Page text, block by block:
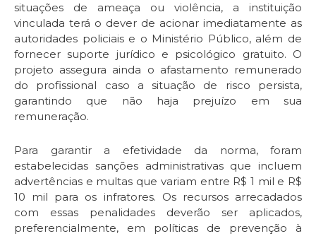
situações de ameaça ou violência, a instituição
vinculada terá o dever de acionar imediatamente as
autoridades policiais e o Ministério Público, além de
fornecer suporte jurídico e psicológico gratuito. O
projeto assegura ainda o afastamento remunerado
do profissional caso a situação de risco persista,
garantindo que não haja prejuízo em sua
remuneração.
Para garantir a efetividade da norma, foram
estabelecidas sanções administrativas que incluem
advertências e multas que variam entre R$ 1 mil e R$
10 mil para os infratores. Os recursos arrecadados
com essas penalidades deverão ser aplicados,
preferencialmente, em políticas de prevenção à